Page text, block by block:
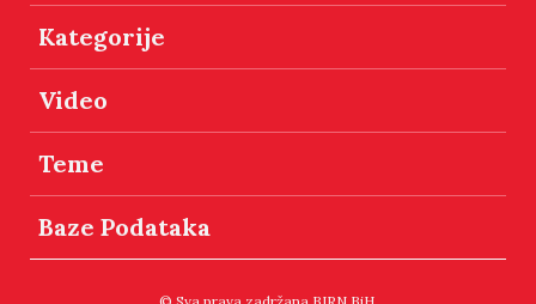
Kategorije
Video
Teme
Baze Podataka